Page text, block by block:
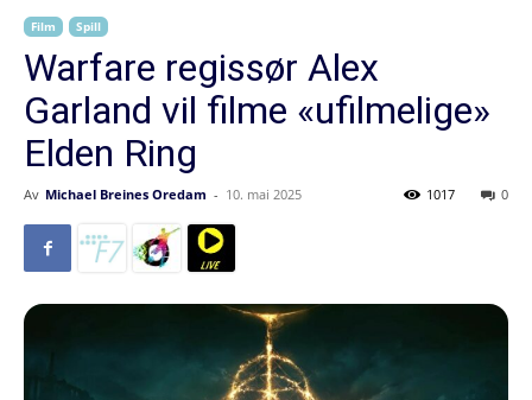
Film Spill
Warfare regissør Alex
Garland vil filme «ufilmelige»
Elden Ring
Av Michael Breines Oredam - 10. mai 2025 0
1017